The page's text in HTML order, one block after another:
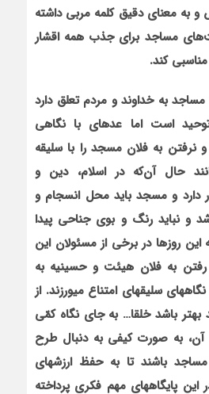
به معنای دقیق کلمه مربی داشته
مساجد برای جذب همه اقشار
کند.
مساجد به خداوند و مردم تعلق دارد
است اما عده‏ای با نگاهی
به فلان مسجد را با سلیقه
حال آن‌که در اسلام، دین و
دارد و مسجد باید محل انسجام و
و نباید رنگ و بوی جناحی پیدا
این روزها در برخی از مسئولان این
به فلان هیئت و حسینیه به
سلیقه‏ای امتناع می‏ورزند. از
باشد خلق‏ا… به جای نگاه کمّی
آن، به صورت کیفی به دنبال طرح
باشند تا به حفظ ارزش‏های
این پایگاه‏های مهم فکری پرداخته